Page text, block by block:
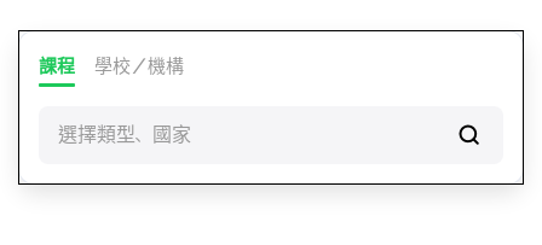
課程 學校／機構
選擇類型、國家